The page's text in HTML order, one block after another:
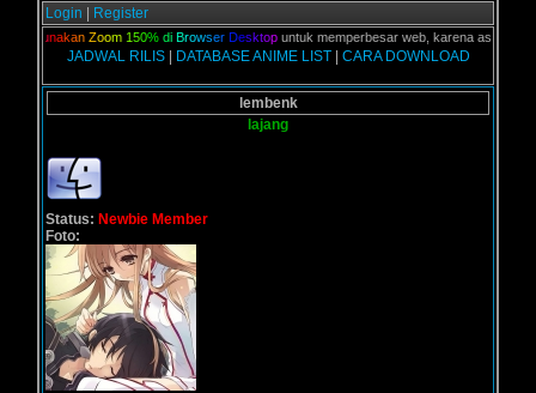
Login
Register
kan Zoom 150 % di B ro wser Desktopuntuk memperbesar web, karena aslinya web
JADWAL RILIS| DATABASE ANIME LIST| CARA DOWNLOAD
lembenk
lajang
Status: Newbie Member
Foto: